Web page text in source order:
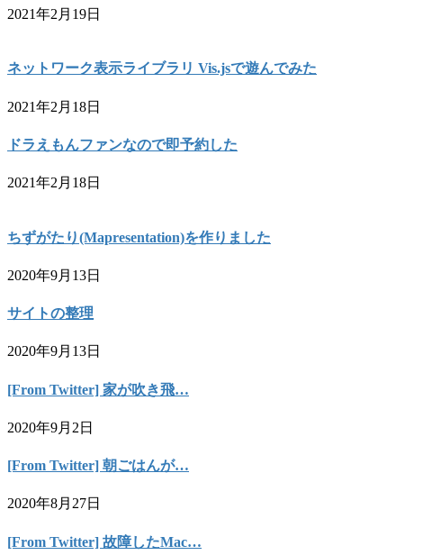
2021年2月19日
ネットワーク表示ライブラリ Vis.jsで遊んでみた
2021年2月18日
ドラえもんファンなので即予約した
2021年2月18日
ちずがたり(Mapresentation)を作りました
2020年9月13日
サイトの整理
2020年9月13日
[From Twitter] 家が吹き飛…
2020年9月2日
[From Twitter] 朝ごはんが…
2020年8月27日
[From Twitter] 故障したMac…